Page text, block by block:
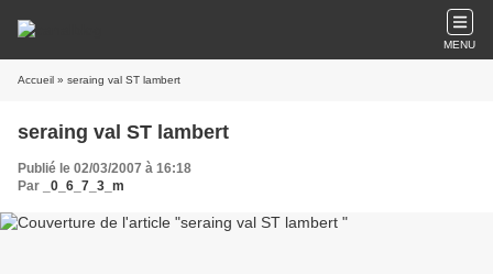
MENU
Accueil » seraing val ST lambert
seraing val ST lambert
Publié le 02/03/2007 à 16:18
Par
_0_6_7_3_m